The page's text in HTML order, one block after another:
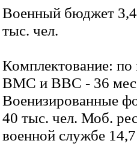
Военный бюджет
тыс. чел.
Комплектование:
ВМС и ВВС - 36 мес.
Военизированные
40 тыс. чел. Моб.
военной службе